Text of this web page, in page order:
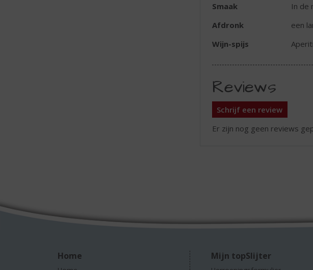
Smaak
In de
Afdronk
een
Wijn-spijs
Reviews
Schrijf een review
Er zijn nog geen reviews
Home Mijn topSlijter